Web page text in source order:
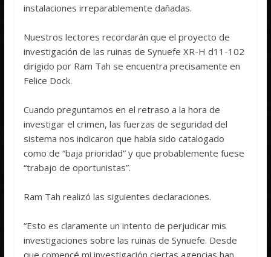
instalaciones irreparablemente dañadas.
Nuestros lectores recordarán que el proyecto de
investigación de las ruinas de Synuefe XR-H d11-102
dirigido por Ram Tah se encuentra precisamente en
Felice Dock.
Cuando preguntamos en el retraso a la hora de
investigar el crimen, las fuerzas de seguridad del
sistema nos indicaron que había sido catalogado
como de “baja prioridad” y que probablemente fuese
“trabajo de oportunistas”.
Ram Tah realizó las siguientes declaraciones.
“Esto es claramente un intento de perjudicar mis
investigaciones sobre las ruinas de Synuefe. Desde
que comencé mi investigación ciertas agencias han